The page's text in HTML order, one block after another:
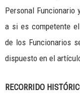
Personal Funcionario
a si es competente
de los Funcionarios
dispuesto en el
RECORRIDO